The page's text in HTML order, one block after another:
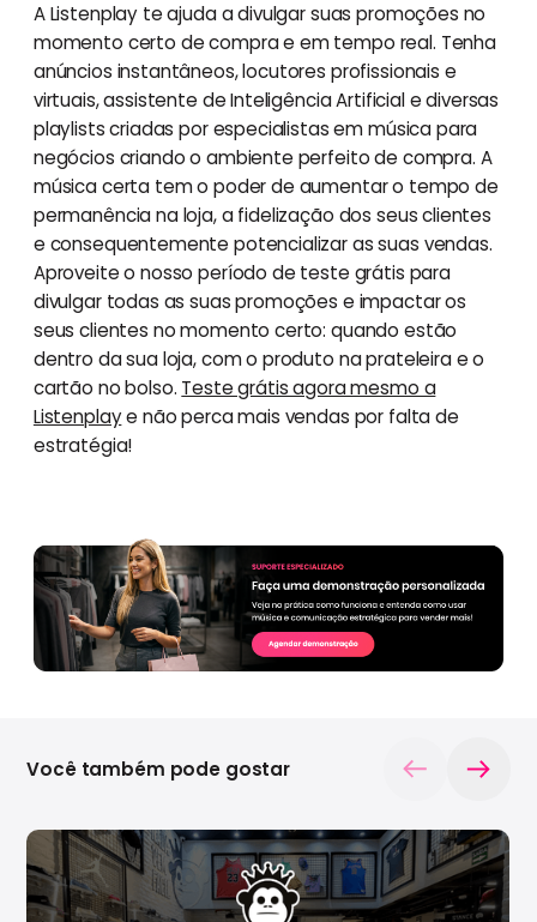
A Listenplay te ajuda a divulgar suas promoções no
momento certo de compra e em tempo real. Tenha
anúncios instantâneos, locutores profissionais e
virtuais, assistente de Inteligência Artificial e diversas
playlists criadas por especialistas em música para
negócios criando o ambiente perfeito de compra. A
música certa tem o poder de aumentar o tempo de
permanência na loja, a fidelização dos seus clientes
e consequentemente potencializar as suas vendas.
Aproveite o nosso período de teste grátis para
divulgar todas as suas promoções e impactar os
seus clientes no momento certo: quando estão
dentro da sua loja, com o produto na prateleira e o
cartão no bolso. Teste grátis agora mesmo a
Listenplaye não perca mais vendas por falta de
estratégia!
Você também pode gostar